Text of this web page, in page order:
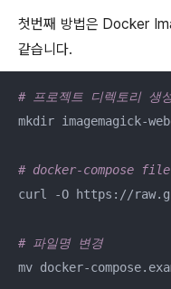
첫번째 방법은 Docker
같습니다.
# 프로젝트 디렉토리 생
mkdir imagemagick-
# docker-compose file
curl -O https://
# 파일명 변경
mv docker-